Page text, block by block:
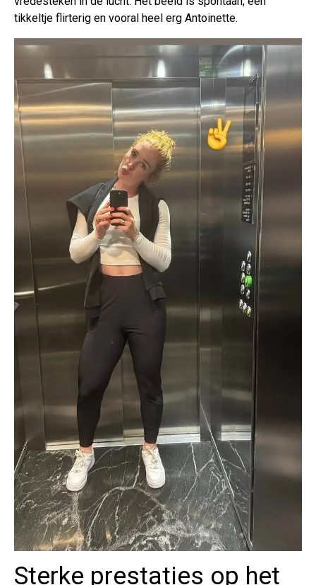
tikkeltje flirterig en vooral heel erg Antoinette.
Sterke prestaties op het